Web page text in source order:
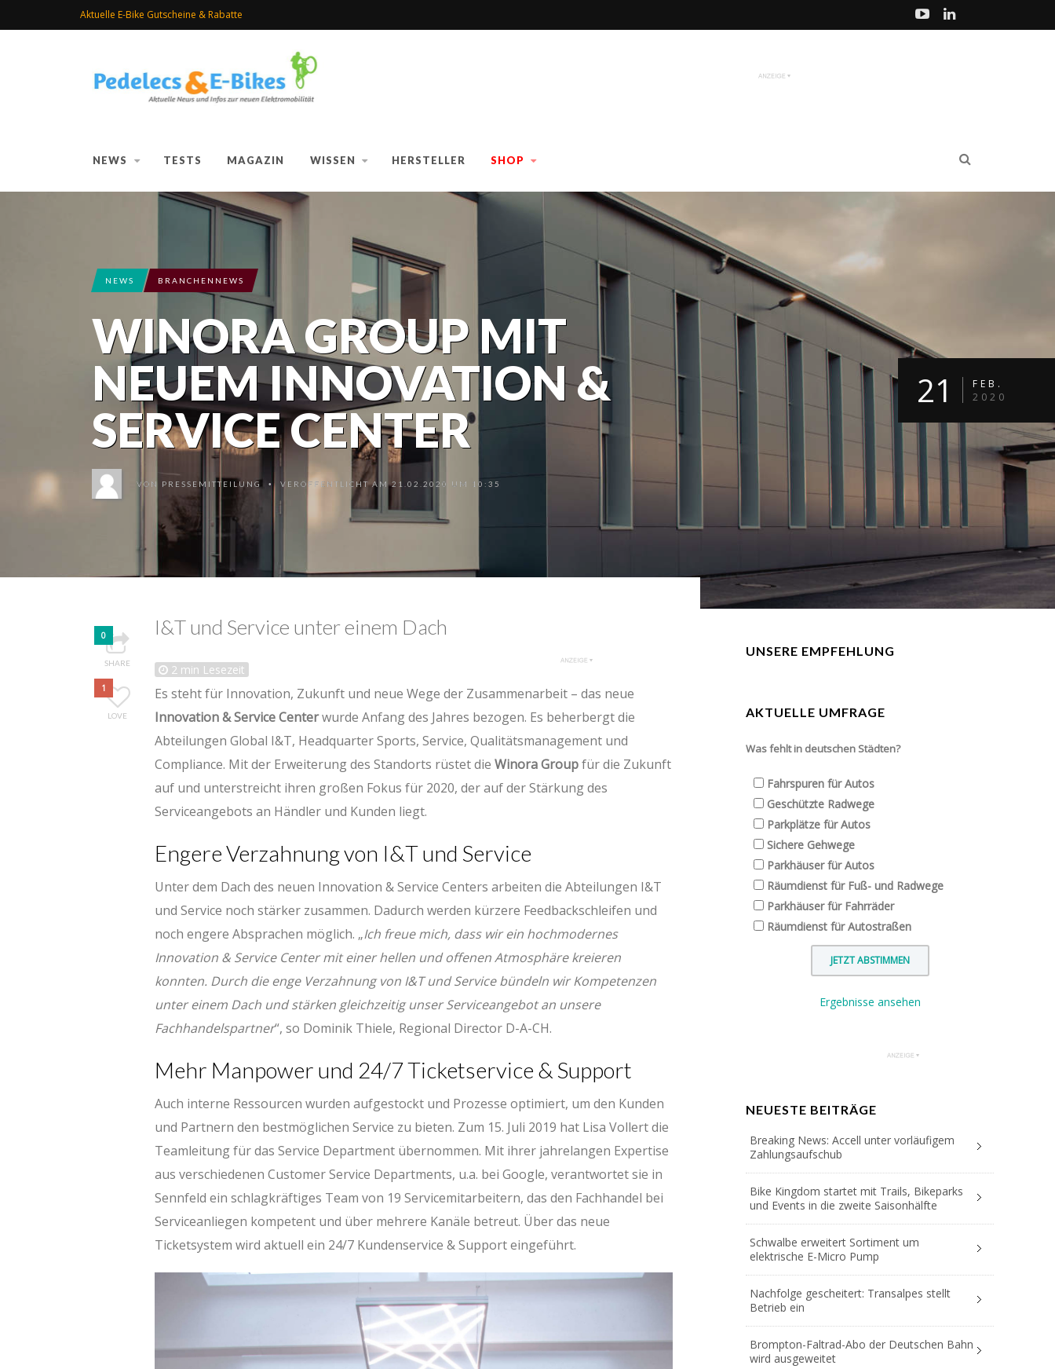
Aktuelle E-Bike Gutscheine & Rabatte
NEWS TESTS MAGAZIN WISSEN HERSTELLER SHOP
NEWS BRANCHENNEWS
WINORA GROUP MIT
NEUEM INNOVATION &
SERVICE CENTER
VON PRESSEMITTEILUNG • VERÖFFENTLICHT AM 21.02.2020 UM 10:35
21
FEB.
2020
0
SHARE
1
LOVE
I&T und Service unter einem Dach
2 min Lesezeit
Es steht für Innovation, Zukunft und neue Wege der Zusammenarbeit – das neue
Innovation & Service Centerwurde Anfang des Jahres bezogen. Es beherbergt die
Abteilungen Global I&T, Headquarter Sports, Service, Qualitätsmanagement und
Compliance. Mit der Erweiterung des Standorts rüstet die Winora Groupfür die Zukunft
auf und unterstreicht ihren großen Fokus für 2020, der auf der Stärkung des
Serviceangebots an Händler und Kunden liegt.
Engere Verzahnung von I&T und Service
Unter dem Dach des neuen Innovation & Service Centers arbeiten die Abteilungen I&T
und Service noch stärker zusammen. Dadurch werden kürzere Feedbackschleifen und
noch engere Absprachen möglich. „Ich freue mich, dass wir ein hochmodernes
Innovation & Service Center mit einer hellen und offenen Atmosphäre kreieren
konnten. Durch die enge Verzahnung von I&T und Service bündeln wir Kompetenzen
unter einem Dach und stärken gleichzeitig unser Serviceangebot an unsere
Fachhandelspartner“, so Dominik Thiele, Regional Director D-A-CH.
Mehr Manpower und 24/7 Ticketservice & Support
Auch interne Ressourcen wurden aufgestockt und Prozesse optimiert, um den Kunden
und Partnern den bestmöglichen Service zu bieten. Zum 15. Juli 2019 hat Lisa Vollert die
Teamleitung für das Service Department übernommen. Mit ihrer jahrelangen Expertise
aus verschiedenen Customer Service Departments, u.a. bei Google, verantwortet sie in
Sennfeld ein schlagkräftiges Team von 19 Servicemitarbeitern, das den Fachhandel bei
Serviceanliegen kompetent und über mehrere Kanäle betreut. Über das neue
Ticketsystem wird aktuell ein 24/7 Kundenservice & Support eingeführt.
UNSERE EMPFEHLUNG
AKTUELLE UMFRAGE
Was fehlt in deutschen Städten?
Fahrspuren für Autos
Geschützte Radwege
Parkplätze für Autos
Sichere Gehwege
Parkhäuser für Autos
Räumdienst für Fuß- und Radwege
Parkhäuser für Fahrräder
Räumdienst für Autostraßen
Ergebnisse ansehen
NEUESTE BEITRÄGE
Breaking News: Accell unter vorläufigem
Zahlungsaufschub
Bike Kingdom startet mit Trails, Bikeparks
und Events in die zweite Saisonhälfte
Schwalbe erweitert Sortiment um
elektrische E-Micro Pump
Nachfolge gescheitert: Transalpes stellt
Betrieb ein
Brompton-Faltrad-Abo der Deutschen Bahn
wird ausgeweitet